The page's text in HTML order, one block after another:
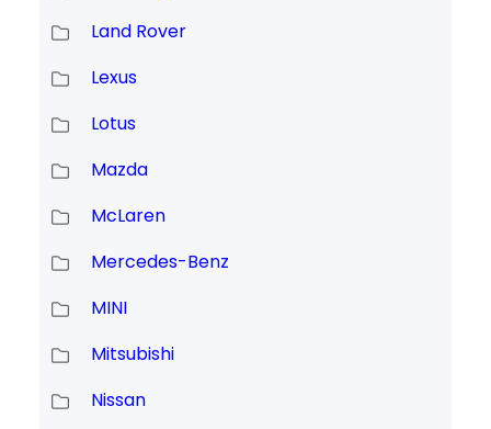
Land Rover
Lexus
Lotus
Mazda
McLaren
Mercedes-Benz
MINI
Mitsubishi
Nissan